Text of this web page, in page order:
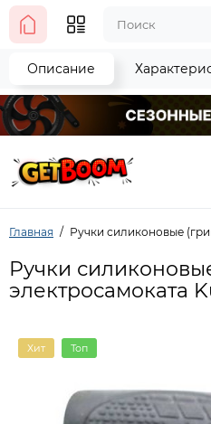
Главная Ручки силиконовые
Ручки
электросамоката
Хит Топ
Описание